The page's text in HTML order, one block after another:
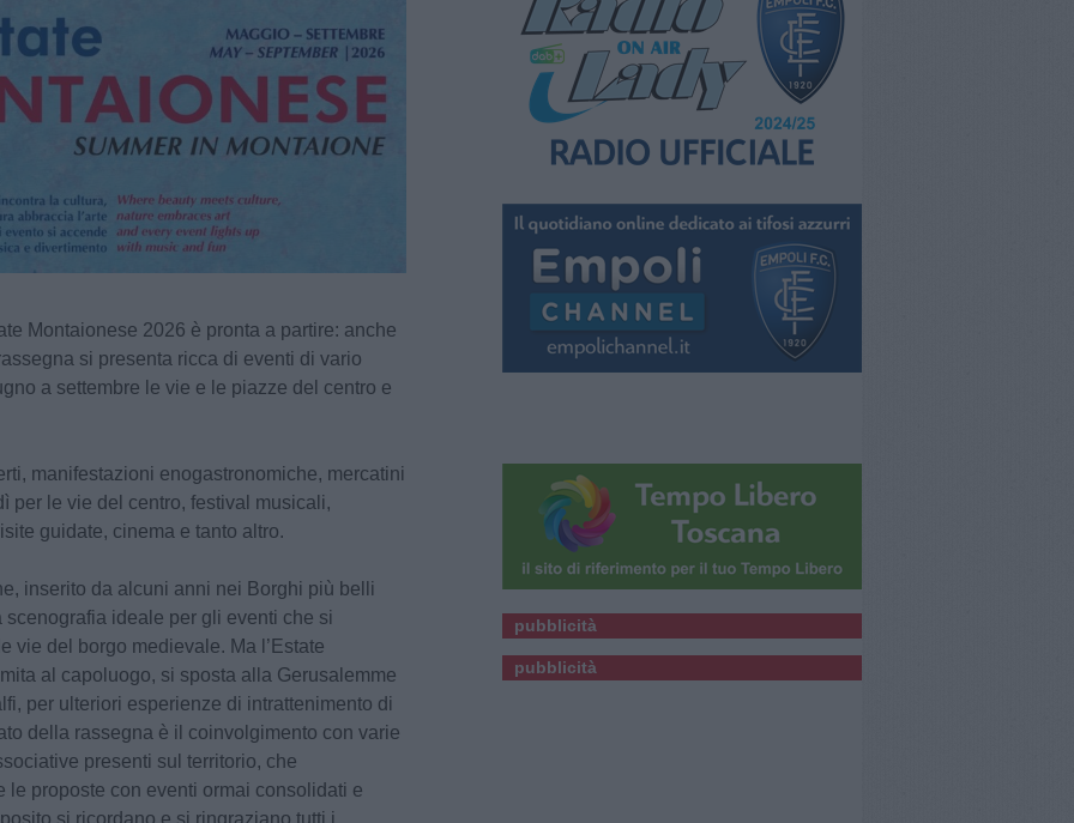
Montaionese 2026 è pronta a partire: anche
si presenta ricca di eventi di vario
a settembre le vie e le piazze del centro e
manifestazioni enogastronomiche, mercatini
per le vie del centro, festival musicali,
guidate, cinema e tanto altro.
inserito da alcuni anni nei Borghi più belli
scenografia ideale per gli eventi che si
vie del borgo medievale. Ma l’Estate
al capoluogo, si sposta alla Gerusalemme
per ulteriori esperienze di intrattenimento di
della rassegna è il coinvolgimento con varie
presenti sul territorio, che
le proposte con eventi ormai consolidati e
pubblicità
pubblicità